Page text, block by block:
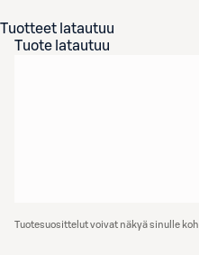
Tuotteet latautuu
Tuote latautuu
Tuotesuosittelut voivat näkyä sinulle